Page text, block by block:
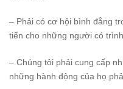
– Phải có cơ hội bình đẳng
tiến cho những người có trình
– Chúng tôi phải cung cấp
những hành động của họ